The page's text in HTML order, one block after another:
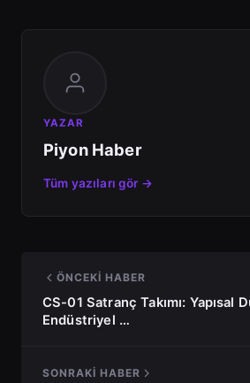
YAZAR
Piyon Haber
Tüm yazıları gör →
ÖNCEKI HABER
CS-01 Satranç Takımı: Yapısal
Endüstriyel …
SONRAKI HABER